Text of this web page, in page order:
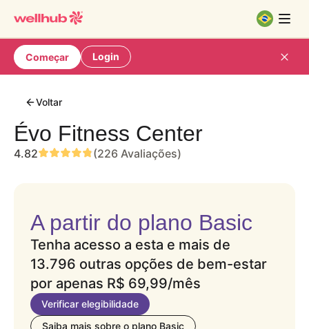
Começar Login
Voltar
Évo Fitness Center
4.82 (226 Avaliações)
A partir do plano Basic
Tenha acesso a esta e mais de
13.796 outras opções de bem-estar
por apenas R$ 69,99/mês
Verificar elegibilidade
Saiba mais sobre o plano Basic